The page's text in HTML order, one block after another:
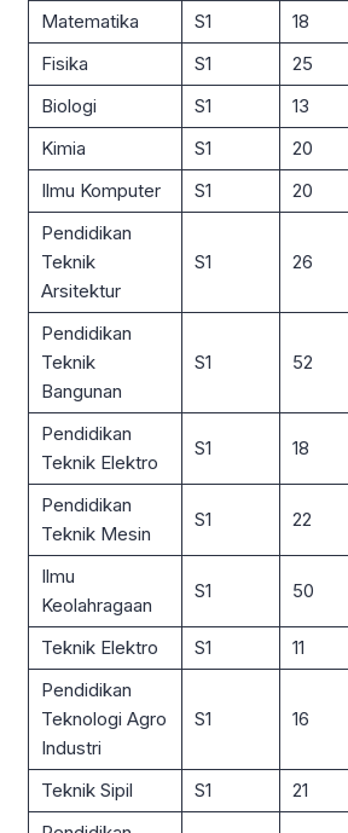
Matematika S1 18
Fisika
S1 25
Biologi
S1 13
Kimia
S1 20
Ilmu Komputer
S1 20
Pendidikan
Teknik
Arsitektur
S1 26
Pendidikan
Teknik
Bangunan
S1 52
Pendidikan
Teknik Elektro
S1 18
Pendidikan
Teknik Mesin
S1 22
Ilmu
Keolahragaan
S1 50
Teknik Elektro S1 11
Pendidikan
Teknologi Agro
Industri
S1 16
Teknik Sipil S1 21